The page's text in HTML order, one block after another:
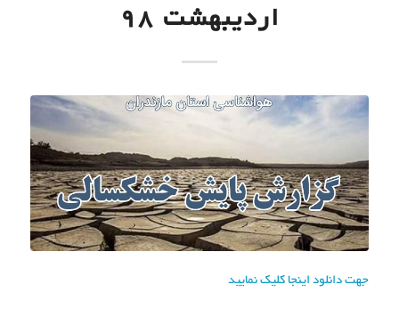
اردیبهشت 98
جهت دانلود اینجا کلیک نمایید